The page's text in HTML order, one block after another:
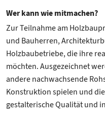
Wer kann wie mitmachen?
Zur Teilnahme am
und Bauherren,
Holzbaubetriebe, die ihre
möchten. Ausgezeichnet
andere nachwachsende
Konstruktion spielen und
gestalterische Qualität und